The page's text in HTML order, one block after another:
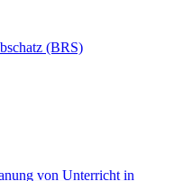
(BRS)
von Unterricht in